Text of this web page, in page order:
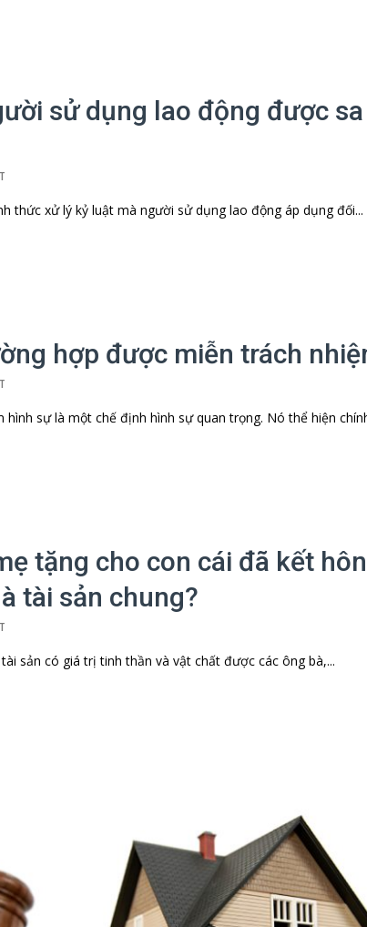
sử dụng lao động được
xử lý kỷ luật mà người sử dụng lao động áp dụng đối...
hợp được miễn trách
sự là một chế định hình sự quan trọng. Nó thể hiện
tặng cho con cái đã kết
tài sản chung?
có giá trị tinh thần và vật chất được các ông bà,...